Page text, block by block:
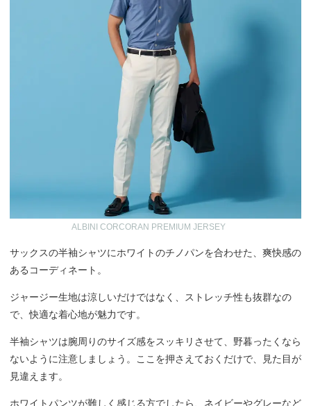
ALBINI CORCORAN PREMIUM JERSEY
サックスの半袖シャツにホワイトのチノパンを合わせた、爽快感の
あるコーディネート。
ジャージー生地は涼しいだけではなく、ストレッチ性も抜群なの
で、快適な着心地が魅力です。
半袖シャツは腕周りのサイズ感をスッキリさせて、野暮ったくなら
ないように注意しましょう。ここを押さえておくだけで、見た目が
見違えます。
ホワイトパンツが難しく感じる方でしたら、ネイビーやグレーなど